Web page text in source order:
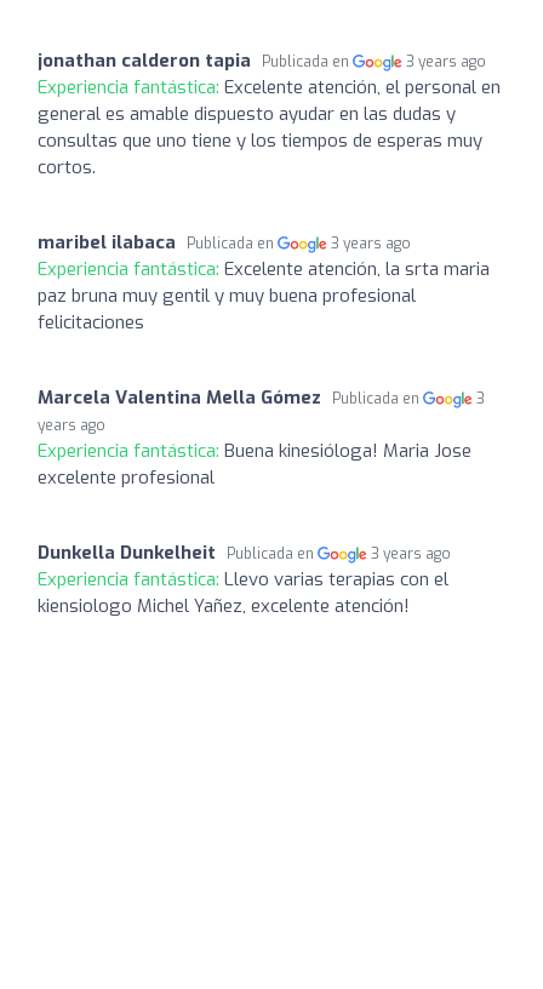
jonathan calderon tapia Publicada en 3 years ago
Experiencia fantástica: Excelente atención, el personal en
general es amable dispuesto ayudar en las dudas y
consultas que uno tiene y los tiempos de esperas muy
cortos.
maribel ilabaca Publicada en 3 years ago
Experiencia fantástica: Excelente atención, la srta maria
paz bruna muy gentil y muy buena profesional
felicitaciones
Marcela Valentina Mella Gómez Publicada en
3
years ago
Experiencia fantástica: Buena kinesióloga! Maria Jose
excelente profesional
Dunkella Dunkelheit Publicada en 3 years ago
Experiencia fantástica: Llevo varias terapias con el
kiensiologo Michel Yañez, excelente atención!